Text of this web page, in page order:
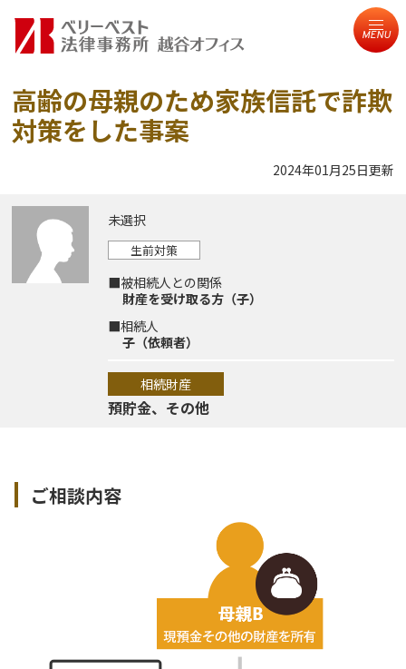
MENU
高齢の母親のため家族信託で詐欺
対策をした事案
2024年01月25日更新
未選択
生前対策
■被相続人との関係
財産を受け取る方（子）
■相続人
子（依頼者）
相続財産
預貯金、その他
ご相談内容